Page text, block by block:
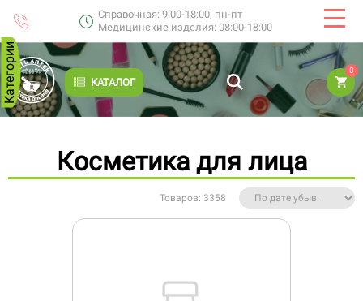
Справочная: 9:00-18:00, пн-пт
Медицинские изделия: 08:00-18:00
КАТАЛОГ
0
Категории
Косметика для лица
Товаров: 3358